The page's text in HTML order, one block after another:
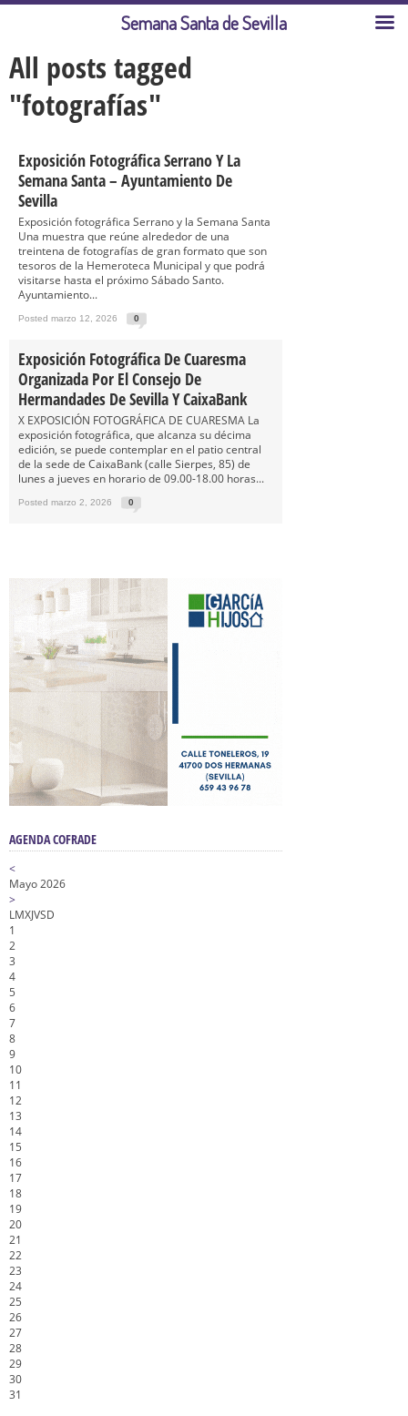
All posts tagged
"fotografías"
Exposición Fotográfica Serrano Y La
Semana Santa – Ayuntamiento De
Sevilla
Exposición fotográfica Serrano y la Semana Santa
Una muestra que reúne alrededor de una
treintena de fotografías de gran formato que son
tesoros de la Hemeroteca Municipal y que podrá
visitarse hasta el próximo Sábado Santo.
Ayuntamiento...
Posted marzo 12, 2026 0
Exposición Fotográfica De Cuaresma
Organizada Por El Consejo De
Hermandades De Sevilla Y CaixaBank
X EXPOSICIÓN FOTOGRÁFICA DE CUARESMA La
exposición fotográfica, que alcanza su décima
edición, se puede contemplar en el patio central
de la sede de CaixaBank (calle Sierpes, 85) de
lunes a jueves en horario de 09.00-18.00 horas...
Posted marzo 2, 2026 0
AGENDA COFRADE
<
Mayo 2026
>
LMXJVSD
1
2
3
4
5
6
7
8
9
10
11
12
13
14
15
16
17
18
19
20
21
22
23
24
25
26
27
28
29
30
31
Semana Santa de Sevilla